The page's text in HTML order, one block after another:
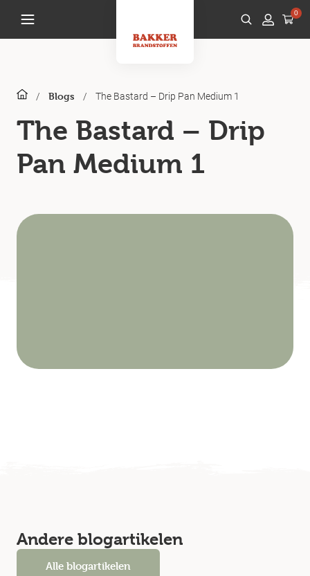
0
/ Blogs / The Bastard – Drip Pan Medium 1
The Bastard – Drip
Pan Medium 1
Andere blogartikelen
Alle blogartikelen